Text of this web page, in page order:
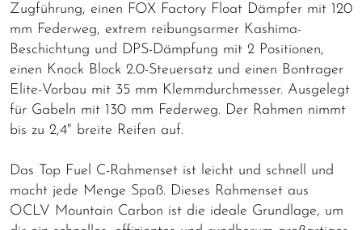
Zugführung, einen FOX Factory Float Dämpfer mit 120
mm Federweg, extrem reibungsarmer Kashima-
Beschichtung und DPS-Dämpfung mit 2 Positionen,
einen Knock Block 2.0-Steuersatz und einen Bontrager
Elite-Vorbau mit 35 mm Klemmdurchmesser. Ausgelegt
für Gabeln mit 130 mm Federweg. Der Rahmen nimmt
bis zu 2,4" breite Reifen auf.
Das Top Fuel C-Rahmenset ist leicht und schnell und
macht jede Menge Spaß. Dieses Rahmenset aus
OCLV Mountain Carbon ist die ideale Grundlage, um